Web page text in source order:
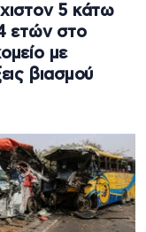
5 κάτω
ετών στο
με
βιασμού